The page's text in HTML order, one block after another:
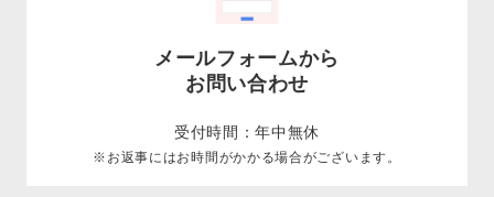
メールフォームから
お問い合わせ
受付時間：年中無休
※お返事にはお時間がかかる場合がございます。